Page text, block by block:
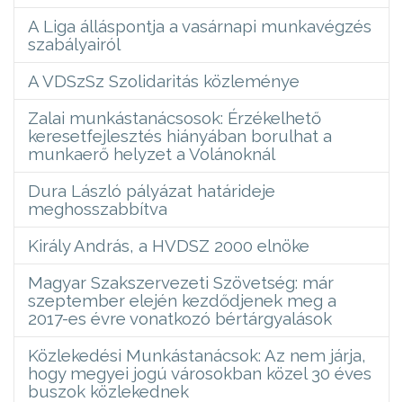
A Liga álláspontja a vasárnapi munkavégzés
szabályairól
A VDSzSz Szolidaritás közleménye
Zalai munkástanácsosok: Érzékelhető
keresetfejlesztés hiányában borulhat a
munkaerő helyzet a Volánoknál
Dura László pályázat határideje
meghosszabbítva
Király András, a HVDSZ 2000 elnöke
Magyar Szakszervezeti Szövetség: már
szeptember elején kezdődjenek meg a
2017-es évre vonatkozó bértárgyalások
Közlekedési Munkástanácsok: Az nem járja,
hogy megyei jogú városokban közel 30 éves
buszok közlekednek